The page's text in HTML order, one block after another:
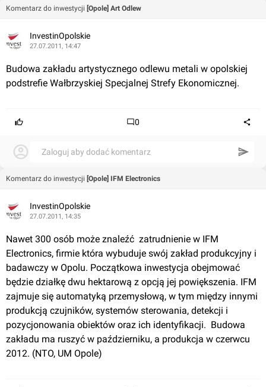
Komentarz do inwestycji [Opole] Art Odlew
InvestinOpolskie
27.07.2011, 14:47
Budowa zakładu artystycznego odlewu metali w opolskiej
podstrefie Wałbrzyskiej Specjalnej Strefy Ekonomicznej.
0
Zaloguj aby dodać komentarz
Komentarz do inwestycji [Opole] IFM Electronics
InvestinOpolskie
27.07.2011, 14:35
Nawet 300 osób może znaleźć  zatrudnienie w IFM
Electronics, firmie która wybuduje swój zakład produkcyjny i
badawczy w Opolu. Początkowa inwestycja obejmować
będzie działkę dwu hektarową z opcją jej powiększenia. IFM
zajmuje się automatyką przemysłową, w tym między innymi
produkcją czujników, systemów sterowania, detekcji i
pozycjonowania obiektów oraz ich identyfikacji.  Budowa
zakładu ma ruszyć w październiku, a produkcja w czerwcu
2012. (NTO, UM Opole)